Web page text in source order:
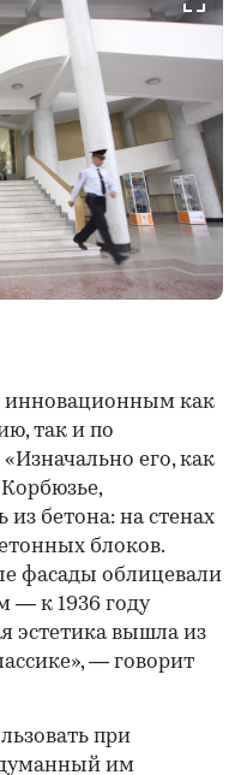
инновационным как
так и по
его, как
из бетона: на стенах
блоков.
фасады облицевали
— к 1936 году
эстетика вышла из
— говорит
при
им